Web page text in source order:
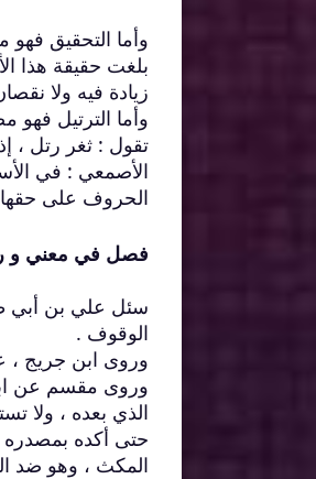
وأما التحقيق
بلغت حقيقة هذا
زيادة فيه ولا
وأما الترتيل
تقول : ثغر رتل ،
الأصمعي : في
الحروف على حقها
فصل في معني و
سئل علي بن أبي
الوقوف .
وروى ابن جريج ،
وروى مقسم عن
الذي بعده ، ولا
حتى أكده بمصدره ،
المكث ، وهو ضد